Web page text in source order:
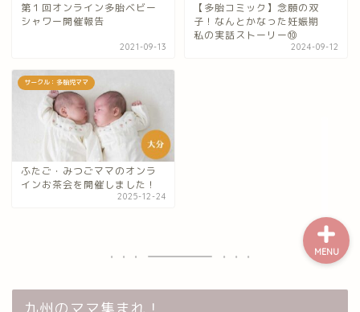
第１回オンライン多胎ベビー
シャワー開催報告
2021-09-13
【多胎コミック】念願の双
子！なんとかなった妊娠期
私の実話ストーリー⑩
2024-09-12
サークル：多胎児ママ
ふたご・みつごママのオンラ
インお茶会を開催しました！
2025-12-24
MENU
熊本のママ集まれ！につ
いて
令和8年度子育て応援活動人